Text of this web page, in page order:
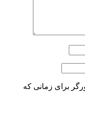
برای زمانی که